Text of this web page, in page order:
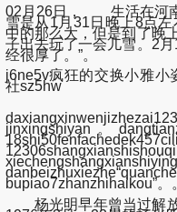
02月26日， 生活在河南
雪是从1月31日晚上8点
中的那么大，但是到了晚
子出去玩了一会儿雪。2
经很厚了。”。
j6ne5v疯狂的交换小雅小
社sz5hw
jinxingshiyan。
bupiao7zhanzhihaikou”。
杨光明早年曾当过解放